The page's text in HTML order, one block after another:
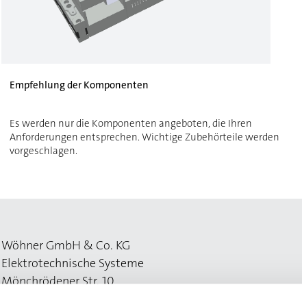
Empfehlung der Komponenten
Es werden nur die Komponenten angeboten, die Ihren
Anforderungen entsprechen. Wichtige Zubehörteile werden
vorgeschlagen.
Wöhner GmbH & Co. KG
Elektrotechnische Systeme
Mönchrödener Str. 10